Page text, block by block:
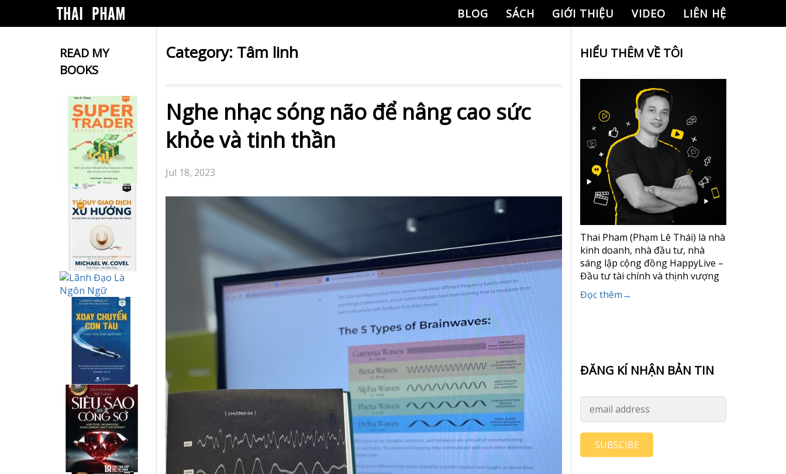
BLOG SÁCH GIỚI THIỆU VIDEO LIÊN HỆ
READ MY
BOOKS
Category: Tâm linh
Nghe nhạc sóng não để nâng cao sức
khỏe và tinh thần
Jul 18, 2023
HIỂU THÊM VỀ TÔI
Thai Pham (Phạm Lê Thái) là nhà
kinh doanh, nhà đầu tư, nhà
sáng lập cộng đồng HappyLive –
Đầu tư tài chính và thịnh vượng
Đọc thêm→
ĐĂNG KÍ NHẬN BẢN TIN
SUBSCIBE